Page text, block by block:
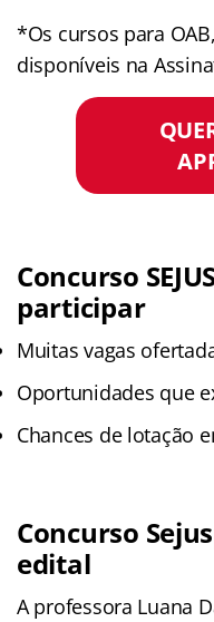
*Os cursos para
disponíveis na
Concurso
participar
Muitas vagas
Oportunidades que
Chances de lotação
Concurso
edital
A professora Luana